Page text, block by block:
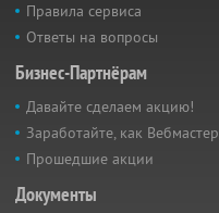
Правила сервиса
Ответы на вопросы
Бизнес-Партнёрам
Давайте сделаем акцию!
Заработайте, как Вебмастер
Прошедшие акции
Документы